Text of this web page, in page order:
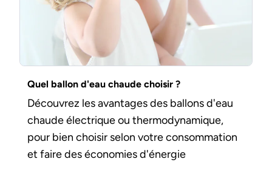
Quel ballon d'eau chaude choisir ?
Découvrez les avantages des ballons d'eau
chaude électrique ou thermodynamique,
pour bien choisir selon votre consommation
et faire des économies d'énergie